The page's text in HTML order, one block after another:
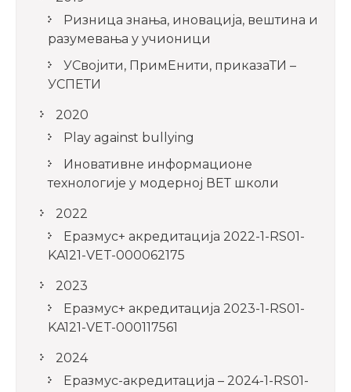
Ризница знања, иновација, вештина и
разумевања у учионици
УСвојити, ПримЕнити, приказаТИ –
УСПЕТИ
2020
Play against bullying
Иновативне информационе
технологије у модерној ВЕТ школи
2022
Еразмус+ акредитација 2022-1-RS01-
KA121-VET-000062175
2023
Еразмус+ акредитација 2023-1-RS01-
KA121-VET-000117561
2024
Еразмус-акредитација – 2024-1-RS01-